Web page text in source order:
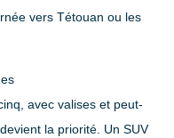
vers Tétouan ou les
avec valises et peut-
la priorité. UnSUV